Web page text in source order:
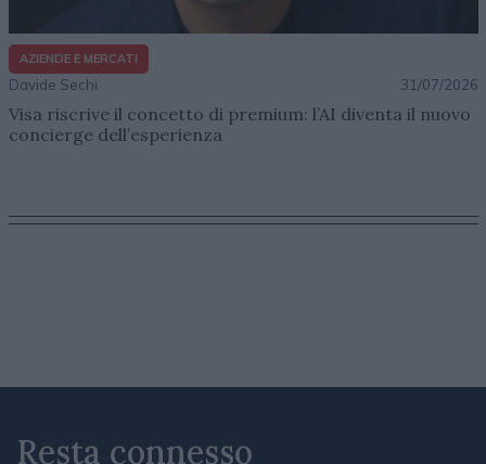
AZIENDE E MERCATI
Davide Sechi 31/07/2026
Visa riscrive il concetto di premium: l’AI diventa il nuovo
concierge dell’esperienza
Resta connesso